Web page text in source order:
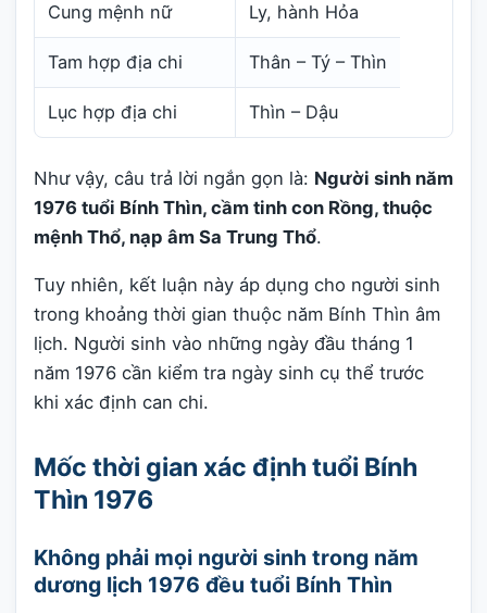
Cung mệnh nữ Ly, hành Hỏa
Tam hợp địa chi Thân – Tý – Thìn
Lục hợp địa chi Thìn – Dậu
Như vậy, câu trả lời ngắn gọn là: Người sinh năm
1976 tuổi Bính Thìn, cầm tinh con Rồng, thuộc
mệnh Thổ, nạp âm Sa Trung Thổ.
Tuy nhiên, kết luận này áp dụng cho người sinh
trong khoảng thời gian thuộc năm Bính Thìn âm
lịch. Người sinh vào những ngày đầu tháng 1
năm 1976 cần kiểm tra ngày sinh cụ thể trước
khi xác định can chi.
Mốc thời gian xác định tuổi Bính
Thìn 1976
Không phải mọi người sinh trong năm
dương lịch 1976 đều tuổi Bính Thìn